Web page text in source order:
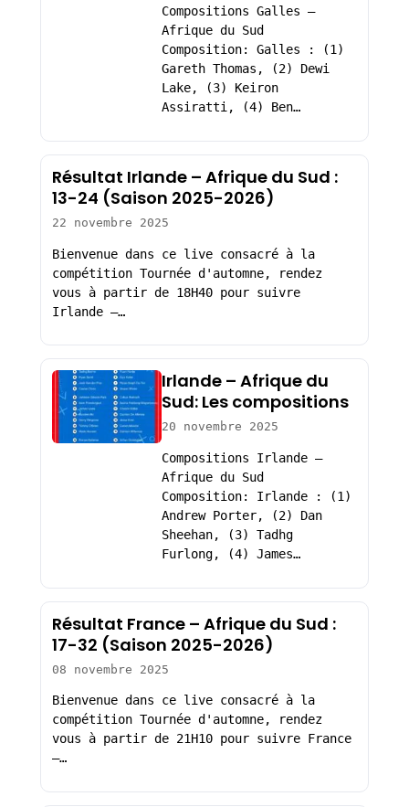
Compositions Galles –
Afrique du Sud
Composition: Galles : (1)
Gareth Thomas, (2) Dewi
Lake, (3) Keiron
Assiratti, (4) Ben…
Résultat Irlande – Afrique du Sud :
13-24 (Saison 2025-2026)
22 novembre 2025
Bienvenue dans ce live consacré à la
compétition Tournée d'automne, rendez
vous à partir de 18H40 pour suivre
Irlande –…
Irlande – Afrique du
Sud: Les compositions
20 novembre 2025
Compositions Irlande –
Afrique du Sud
Composition: Irlande : (1)
Andrew Porter, (2) Dan
Sheehan, (3) Tadhg
Furlong, (4) James…
Résultat France – Afrique du Sud :
17-32 (Saison 2025-2026)
08 novembre 2025
Bienvenue dans ce live consacré à la
compétition Tournée d'automne, rendez
vous à partir de 21H10 pour suivre France
–…